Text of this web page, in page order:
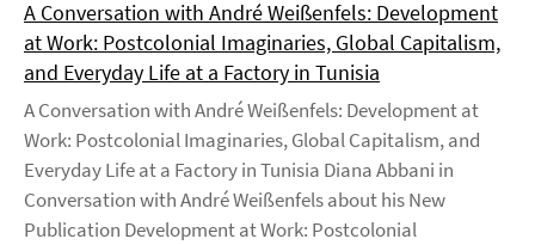
A Conversation with André Weißenfels: Development
at Work: Postcolonial Imaginaries, Global Capitalism,
and Everyday Life at a Factory in Tunisia
A Conversation with André Weißenfels: Development at
Work: Postcolonial Imaginaries, Global Capitalism, and
Everyday Life at a Factory in Tunisia Diana Abbani in
Conversation with André Weißenfels about his New
Publication Development at Work: Postcolonial